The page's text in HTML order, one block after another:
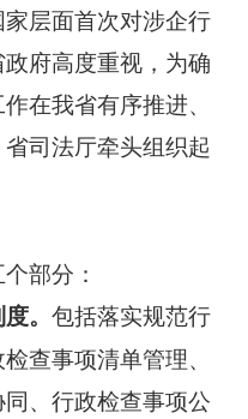
层面首次对涉企行
府高度重视，为确
在我省有序推进、
司法厅牵头组织起
部分：
。 包括落实规范行
查事项清单管理、
、行政检查事项公